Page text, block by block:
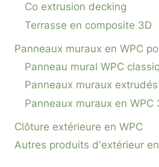
Co extrusion decking
Terrasse en composite 3D
Panneaux muraux en WPC
Panneau mural WPC
Panneaux muraux
Panneaux muraux en WPC
Clôture extérieure en WPC
Autres produits d'extérieur